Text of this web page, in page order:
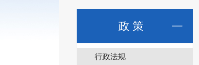
政 策
行政法规